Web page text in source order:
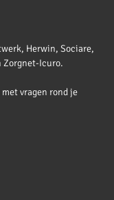
Herwin, Sociare,
Zorgnet-Icuro.
vragen rond je